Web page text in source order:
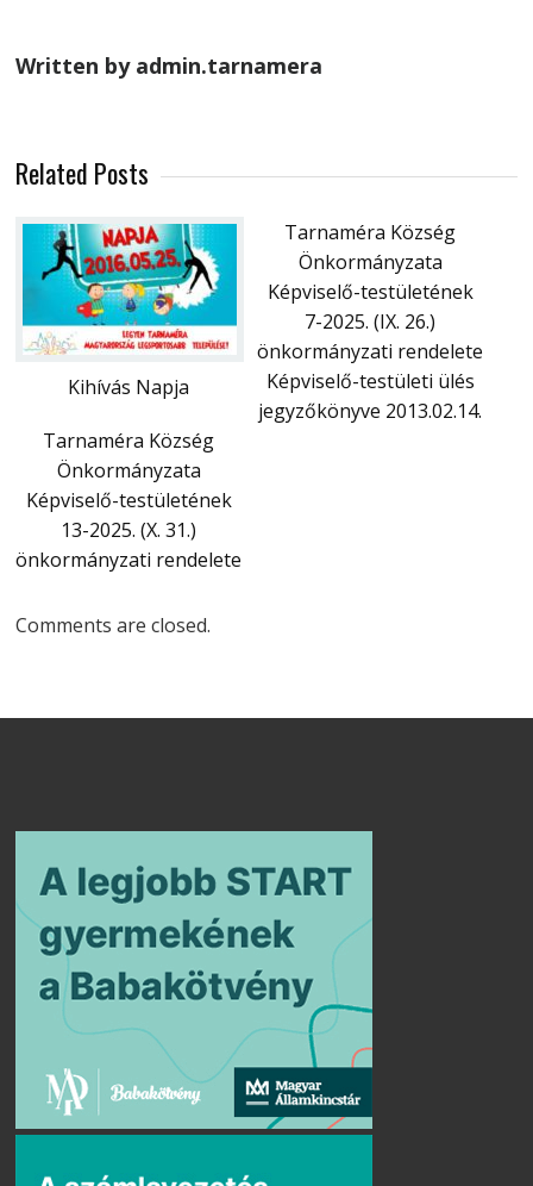
Written by admin.tarnamera
Related Posts
Kihívás Napja
Tarnaméra Község
Önkormányzata
Képviselő-testületének
7-2025. (IX. 26.)
önkormányzati rendelete
Képviselő-testületi ülés
jegyzőkönyve 2013.02.14.
Tarnaméra Község
Önkormányzata
Képviselő-testületének
13-2025. (X. 31.)
önkormányzati rendelete
Comments are closed.